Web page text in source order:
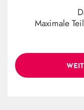
Maximale